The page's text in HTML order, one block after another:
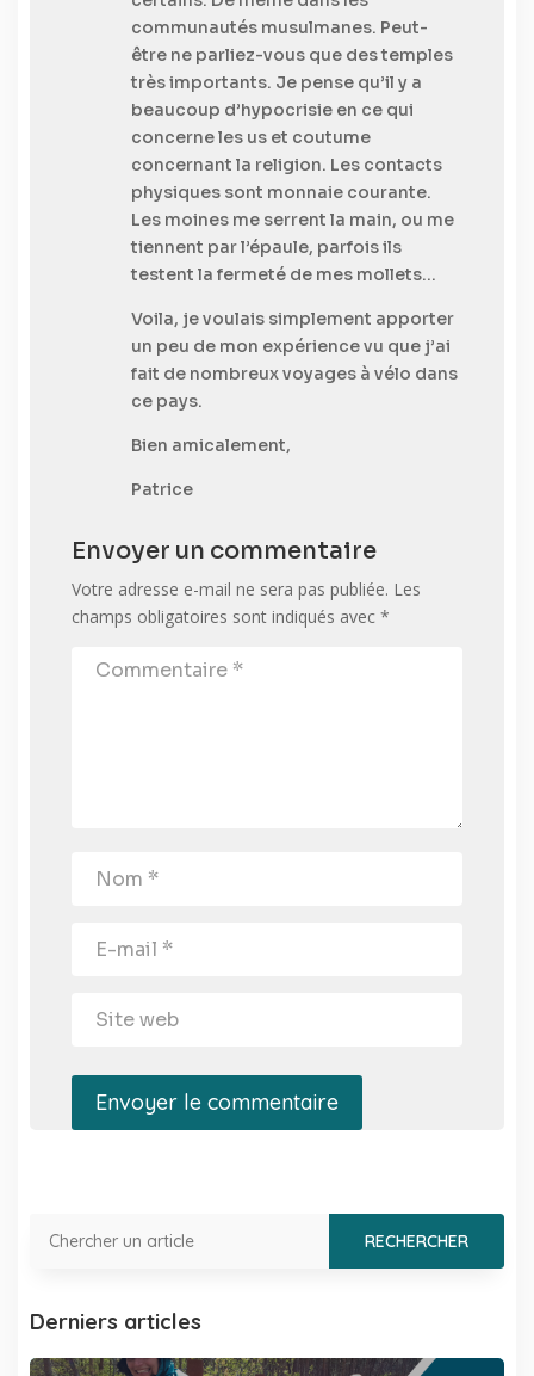
communautés musulmanes. Peut-
être ne parliez-vous que des temples
très importants. Je pense qu’il y a
beaucoup d’hypocrisie en ce qui
concerne les us et coutume
concernant la religion. Les contacts
physiques sont monnaie courante.
Les moines me serrent la main, ou me
tiennent par l’épaule, parfois ils
testent la fermeté de mes mollets…
Voila, je voulais simplement apporter
un peu de mon expérience vu que j’ai
fait de nombreux voyages à vélo dans
ce pays.
Bien amicalement,
Patrice
Envoyer un commentaire
Votre adresse e-mail ne sera pas publiée. Les
champs obligatoires sont indiqués avec *
Envoyer le commentaire
Derniers articles